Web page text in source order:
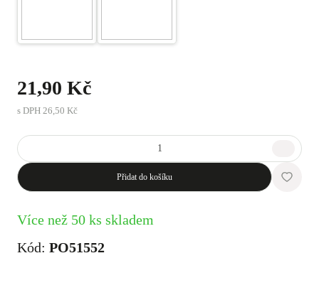
21,90 Kč
s DPH 26,50 Kč
Přidat do košíku
Více než 50 ks skladem
Kód: PO51552